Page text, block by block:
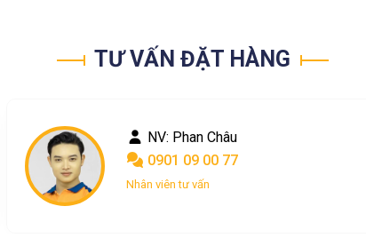
TƯ VẤN ĐẶT HÀNG
NV: Nguyễn Ngọc
0367 048 004
Nhân viên tư vấn